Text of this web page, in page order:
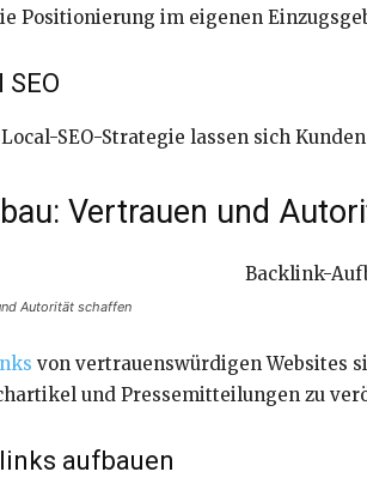
Positionierung im eigenen
SEO-Strategie lassen sich
Vertrauen und
Autorität schaffen
von vertrauenswürdigen Websites
und Pressemitteilungen zu
aufbauen